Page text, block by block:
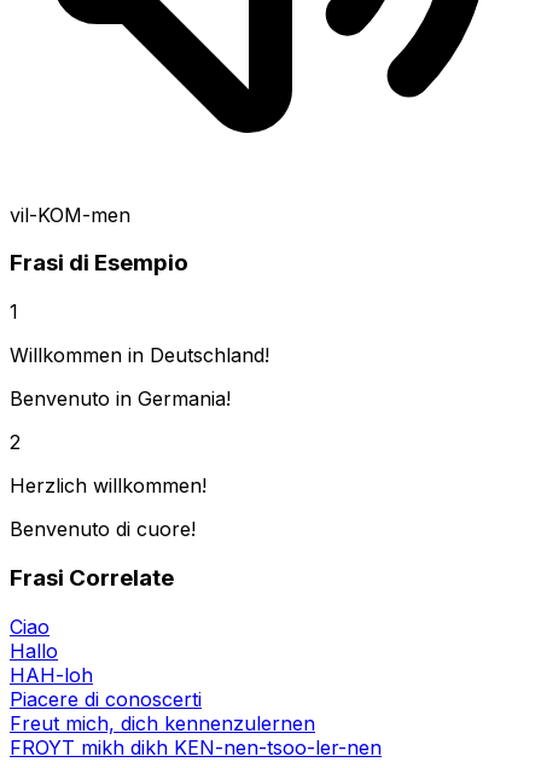
vil-KOM-men
Frasi di Esempio
1
Willkommen in Deutschland!
Benvenuto in Germania!
2
Herzlich willkommen!
Benvenuto di cuore!
Frasi Correlate
Ciao
Hallo
HAH-loh
Piacere di conoscerti
Freut mich, dich kennenzulernen
FROYT mikh dikh KEN-nen-tsoo-ler-nen